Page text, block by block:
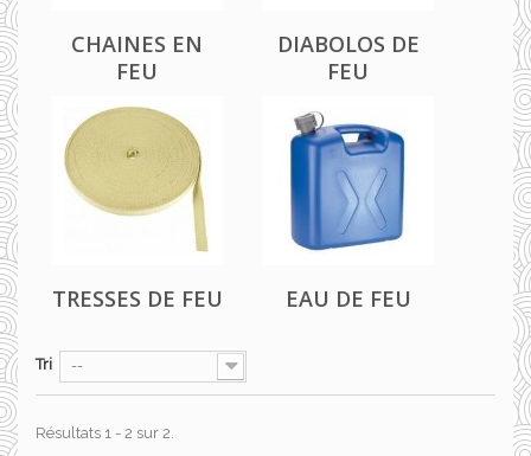
CHAINES EN
FEU
DIABOLOS DE
FEU
TRESSES DE FEU EAU DE FEU
Tri --
Résultats 1 - 2 sur 2.